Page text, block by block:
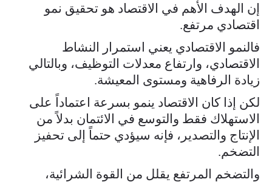
إن الهدف الأهم في الاقتصاد هو تحقيق نمو
اقتصادي مرتفع.
فالنمو الاقتصادي يعني استمرار النشاط
الاقتصادي، وارتفاع معدلات التوظيف، وبالتالي
زيادة الرفاهية ومستوى المعيشة.
لكن إذا كان الاقتصاد ينمو بسرعة اعتماداً على
الاستهلاك فقط والتوسع في الائتمان بدلاً من
الإنتاج والتصدير، فإنه سيؤدي حتماً إلى تحفيز
التضخم.
والتضخم المرتفع يقلل من القوة الشرائية،